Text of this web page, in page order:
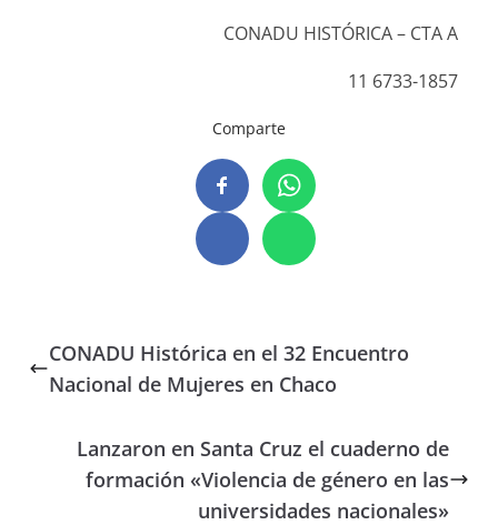
CONADU HISTÓRICA – CTA A
11 6733-1857
Comparte
CONADU Histórica en el 32 Encuentro
Nacional de Mujeres en Chaco
Lanzaron en Santa Cruz el cuaderno de
formación «Violencia de género en las
universidades nacionales»